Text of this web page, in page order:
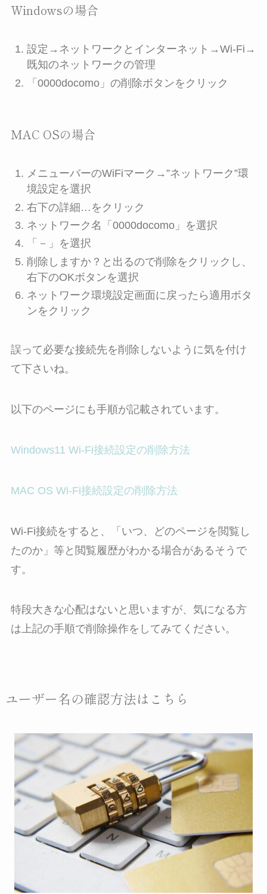
Windowsの場合
設定→ネットワークとインターネット→Wi-Fi→
既知のネットワークの管理
「0000docomo」の削除ボタンをクリック
MAC OSの場合
メニューバーのWiFiマーク→”ネットワーク”環
境設定を選択
右下の詳細…をクリック
ネットワーク名「0000docomo」を選択
「－」を選択
削除しますか？と出るので削除をクリックし、
右下のOKボタンを選択
ネットワーク環境設定画面に戻ったら適用ボタ
ンをクリック
誤って必要な接続先を削除しないように気を付け
て下さいね。
以下のページにも手順が記載されています。
Windows11 Wi-Fi接続設定の削除方法
MAC OS Wi-Fi接続設定の削除方法
Wi-Fi接続をすると、「いつ、どのページを閲覧し
たのか」等と閲覧履歴がわかる場合があるそうで
す。
特段大きな心配はないと思いますが、気になる方
は上記の手順で削除操作をしてみてください。
ユーザー名の確認方法はこちら